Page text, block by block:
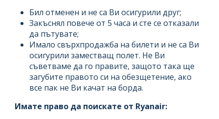
Бил отменен и не са Ви осигурили друг;
Закъснял повече от 5 часа и сте се отказали
да пътувате;
Имало свърхпродажба на билети и не са Ви
осигурили заместващ полет. Не Ви
съветваме да го правите, защото така ще
загубите правото си на обезщетение, ако
все пак не Ви качат на борда.
Имате право да поискате от Ryanair: